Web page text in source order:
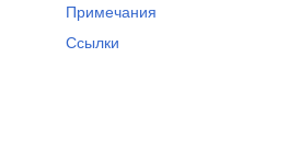
Примечания
Ссылки